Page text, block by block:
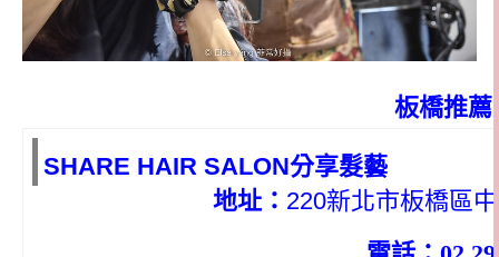
板橋推薦
SHARE HAIR SALON分享髮藝
地址： 220新北市板橋區